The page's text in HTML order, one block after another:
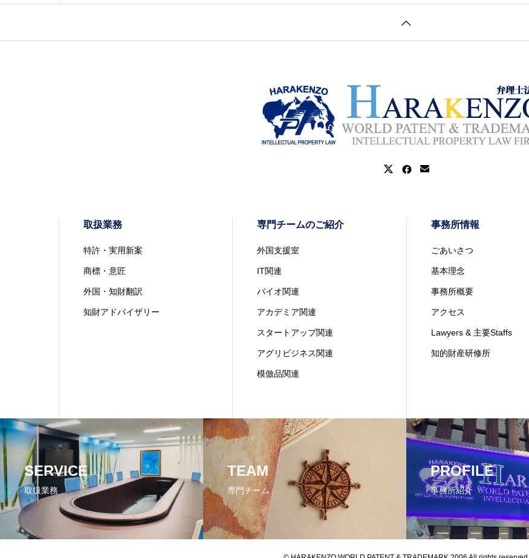
取扱業務
特許・実用新案
商標・意匠
外国・知財翻訳
知財アドバイザリー
専門チームのご紹介
外国支援室
IT関連
バイオ関連
アカデミア関連
スタートアップ関連
アグリビジネス関連
模倣品関連
事務所情報
ごあいさつ
基本理念
事務所概要
アクセス
Lawyers & 主要Staffs
知的財産研修所
SERVICE
取扱業務
TEAM
専門チーム
PROFILE
事務所紹介